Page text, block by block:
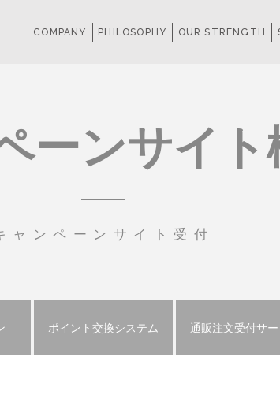
COMPANY PHILOSOPHY OUR STRENGTH
ーンサイト
ャンペーンサイト受付
ポイント交換システム 通販注文受付サ